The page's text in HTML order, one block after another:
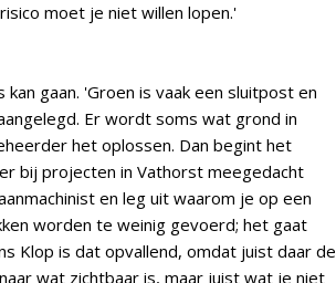
moet je niet willen lopen.'
gaan. 'Groen is vaak een sluitpost en
Er wordt soms wat grond in
het oplossen. Dan begint het
bij projecten in Vathorst meegedacht
en leg uit waarom je op een
worden te weinig gevoerd; het gaat
Klop is dat opvallend, omdat juist daar de
wat zichtbaar is, maar juist wat je niet